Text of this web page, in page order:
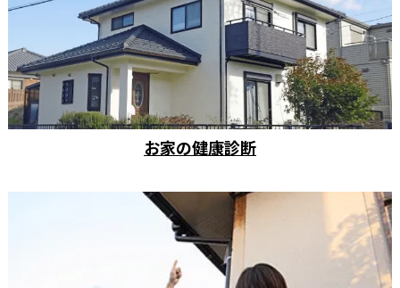
お家の健康診断